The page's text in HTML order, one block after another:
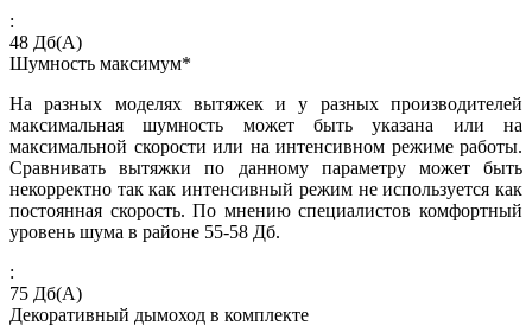
:
48 Дб(А)
Шумность максимум*
На разных моделях вытяжек и у разных производителей
максимальная шумность может быть указана или на
максимальной скорости или на интенсивном режиме работы.
Сравнивать вытяжки по данному параметру может быть
некорректно так как интенсивный режим не используется как
постоянная скорость. По мнению специалистов комфортный
уровень шума в районе 55-58 Дб.
:
75 Дб(А)
Декоративный дымоход в комплекте